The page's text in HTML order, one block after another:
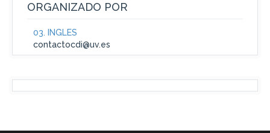
ORGANIZADO POR
03. INGLÉS
contactocdi@uv.es